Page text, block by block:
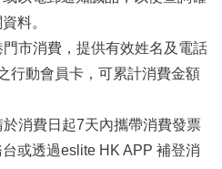
料。
市消費，提供有效姓名及電話
行動會員卡，可累計消費金額
消費日起7天內攜帶消費發票
或透過eslite HK APP 補登消